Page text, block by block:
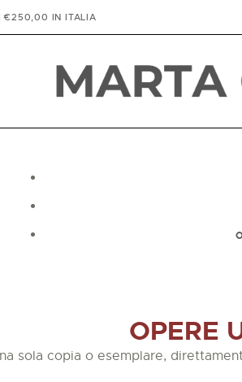
I €250,00 IN ITALIA
SHOP
OPERE
sola copia o esemplare,